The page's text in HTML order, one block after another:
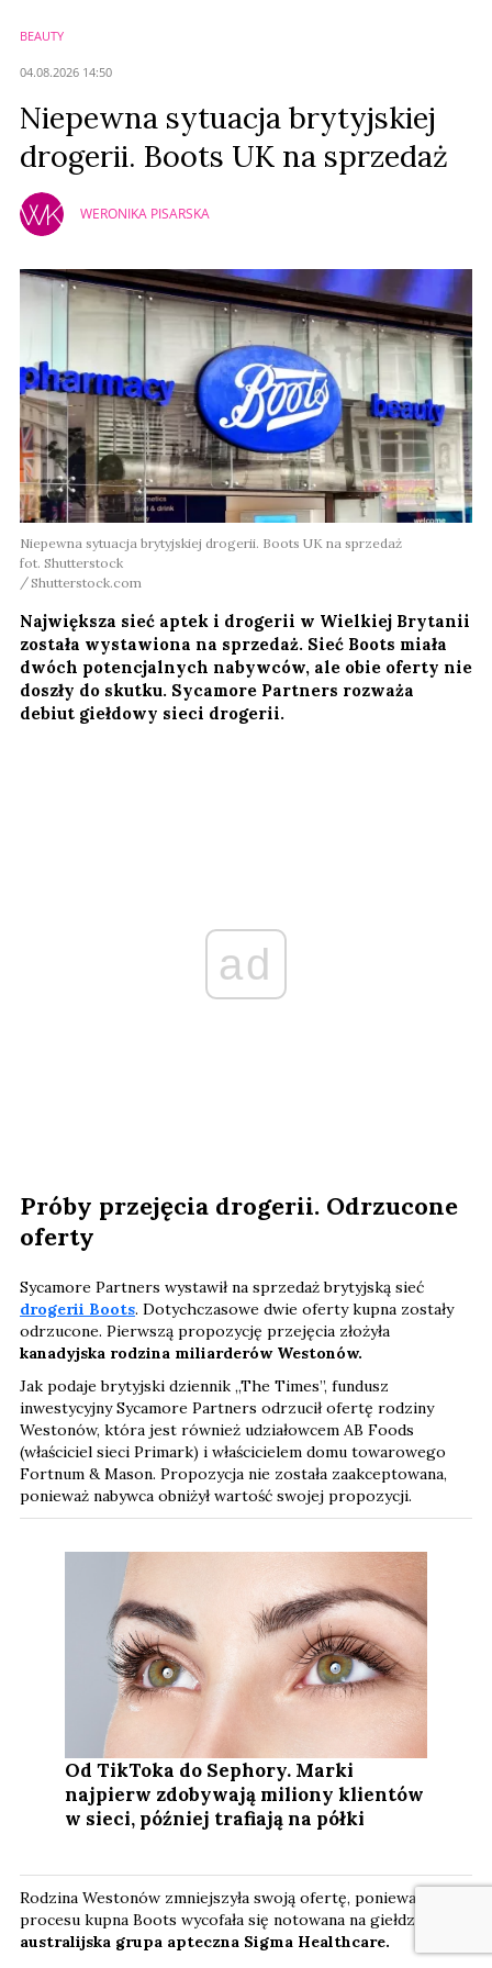
BEAUTY
04.08.2026 14:50
Niepewna sytuacja brytyjskiej
drogerii. Boots UK na sprzedaż
WERONIKA PISARSKA
Niepewna sytuacja brytyjskiej drogerii. Boots UK na sprzedaż
fot. Shutterstock
Shutterstock.com
Największa sieć aptek i drogerii w Wielkiej Brytanii
została wystawiona na sprzedaż. Sieć Boots miała
dwóch potencjalnych nabywców, ale obie oferty nie
doszły do skutku. Sycamore Partners rozważa
debiut giełdowy sieci drogerii.
ad
Próby przejęcia drogerii. Odrzucone
oferty
Sycamore Partners wystawił na sprzedaż brytyjską sieć
drogerii Boots. Dotychczasowe dwie oferty kupna zostały
odrzucone. Pierwszą propozycję przejęcia złożyła
kanadyjska rodzina miliarderów Westonów.
Jak podaje brytyjski dziennik „The Times”, fundusz
inwestycyjny Sycamore Partners odrzucił ofertę rodziny
Westonów, która jest również udziałowcem AB Foods
(właściciel sieci Primark) i właścicielem domu towarowego
Fortnum & Mason. Propozycja nie została zaakceptowana,
ponieważ nabywca obniżył wartość swojej propozycji.
Od TikToka do Sephory. Marki
najpierw zdobywają miliony klientów
w sieci, później trafiają na półki
Rodzina Westonów zmniejszyła swoją ofertę, ponieważ z
procesu kupna Boots wycofała się notowana na giełdzie
australijska grupa apteczna Sigma Healthcare.